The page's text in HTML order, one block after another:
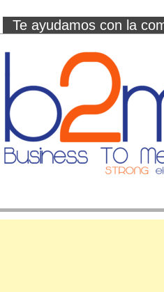
Te ayudamos con la